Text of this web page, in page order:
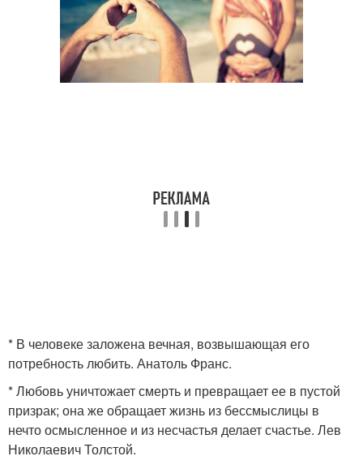
* В человеке заложена вечная, возвышающая его
потребность любить. Анатоль Франс.
* Любовь уничтожает смерть и превращает ее в пустой
призрак; она же обращает жизнь из бессмыслицы в
нечто осмысленное и из несчастья делает счастье. Лев
Николаевич Толстой.